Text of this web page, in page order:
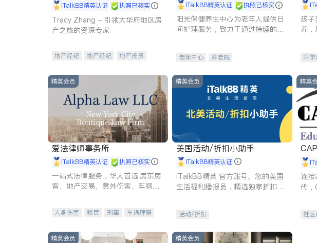
iTalkBB精英认证 执照已核实
Tracy Zhang - 引领大华府地区房
产之旅的资深专家
地产经纪 地产经纪
地产投资
iTalkBB精英认证 执照已核实
阳光保健养生中心为老年人提供日
间护理服务，致力于通过持续的护
老年中心 养老院
孩子
养
升
精英会员
爱法律师事务所
iTalkBB精英认证 执照已核实
一站式法律服务，华人首选.房东房
客、地产交易、意外伤害、车祸重
人身伤害 移民 刑事
车祸理赔
商标注册
索赔 律师-其它 保释
精英会员
美国活动/折扣小助手
iTalkBB精英认证
iTalkBB精英 官方账号。您的美国
生活福利播报员，精选独家折扣、
活动/折扣
精英
连
代，
社区
精英会员 精英会员